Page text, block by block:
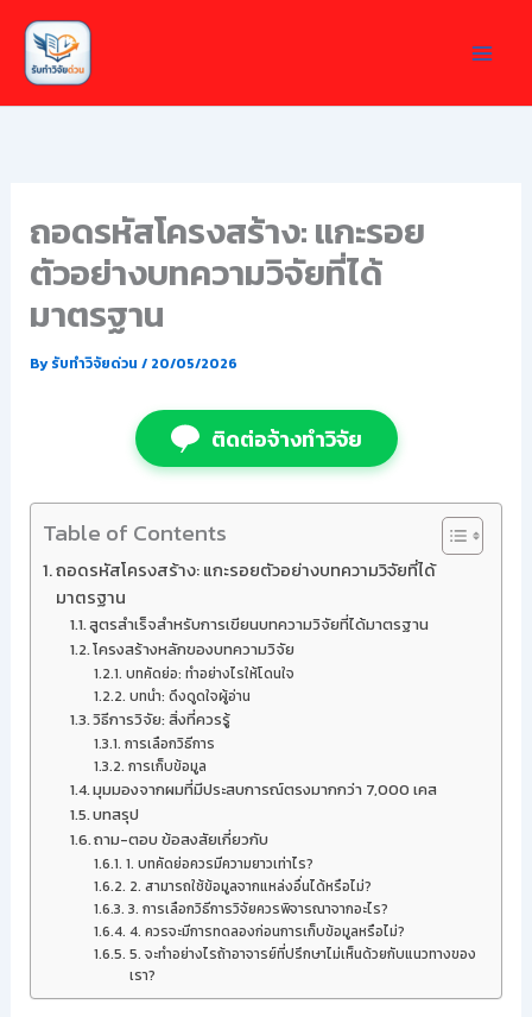
Skip
content
ถอดรหัสโครงสร้าง: แกะรอย
ตัวอย่างบทความวิจัยที่ได้
มาตรฐาน
Byรับทำวิจัยด่วน / 20/05/2026
ติดต่อจ้างทำวิจัย
Table of Contents
ถอดรหัสโครงสร้าง: แกะรอยตัวอย่างบทความวิจัยที่ได้
มาตรฐาน
สูตรสำเร็จสำหรับการเขียนบทความวิจัยที่ได้มาตรฐาน
โครงสร้างหลักของบทความวิจัย
บทคัดย่อ: ทำอย่างไรให้โดนใจ
บทนำ: ดึงดูดใจผู้อ่าน
วิธีการวิจัย: สิ่งที่ควรรู้
การเลือกวิธีการ
การเก็บข้อมูล
มุมมองจากผมที่มีประสบการณ์ตรงมากกว่า 7,000 เคส
บทสรุป
ถาม-ตอบ ข้อสงสัยเกี่ยวกับ
1. บทคัดย่อควรมีความยาวเท่าไร?
2. สามารถใช้ข้อมูลจากแหล่งอื่นได้หรือไม่?
3. การเลือกวิธีการวิจัยควรพิจารณาจากอะไร?
4. ควรจะมีการทดลองก่อนการเก็บข้อมูลหรือไม่?
5. จะทำอย่างไรถ้าอาจารย์ที่ปรึกษาไม่เห็นด้วยกับแนวทางของ
เรา?